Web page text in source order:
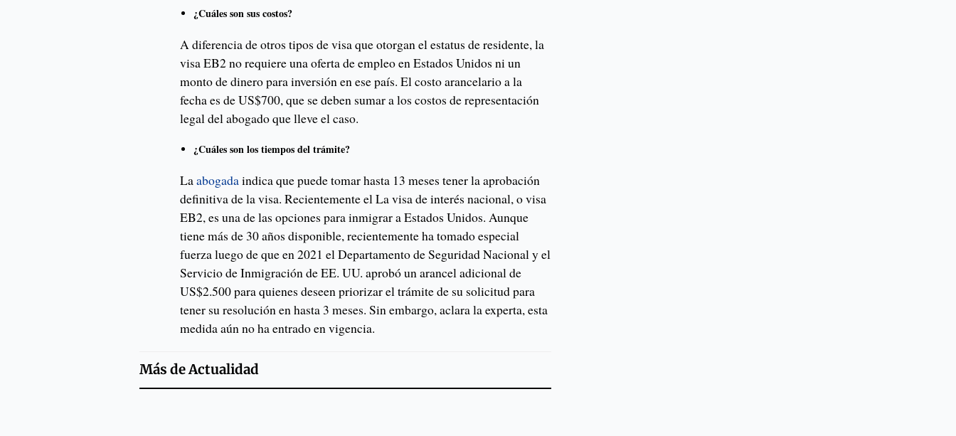
¿Cuáles son sus costos?
A diferencia de otros tipos de visa que otorgan el estatus de residente, la
visa EB2 no requiere una oferta de empleo en Estados Unidos ni un
monto de dinero para inversión en ese país. El costo arancelario a la
fecha es de US$700, que se deben sumar a los costos de representación
legal del abogado que lleve el caso.
¿Cuáles son los tiempos del trámite?
Laabogadaindica que puede tomar hasta 13 meses tener la aprobación
definitiva de la visa. Recientemente el La visa de interés nacional, o visa
EB2, es una de las opciones para inmigrar a Estados Unidos. Aunque
tiene más de 30 años disponible, recientemente ha tomado especial
fuerza luego de que en 2021 el Departamento de Seguridad Nacional y el
Servicio de Inmigración de EE. UU. aprobó un arancel adicional de
US$2.500 para quienes deseen priorizar el trámite de su solicitud para
tener su resolución en hasta 3 meses. Sin embargo, aclara la experta, esta
medida aún no ha entrado en vigencia.
Más deActualidad